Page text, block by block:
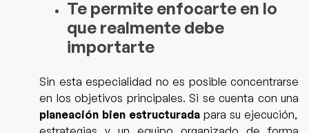
Te permite enfocarte en lo
que realmente debe
importarte
Sin esta especialidad no es posible concentrarse
en los objetivos principales. Si se cuenta con una
planeación bien estructurada para su ejecución,